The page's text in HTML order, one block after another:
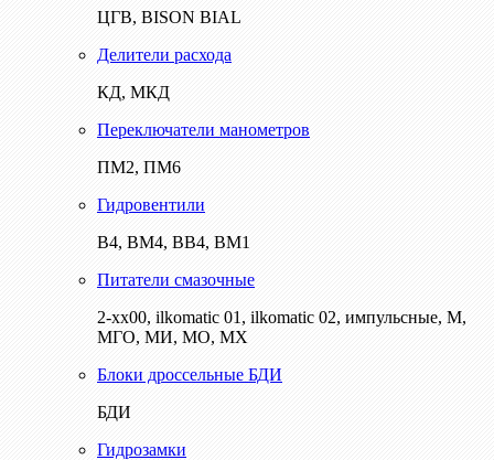
ЦГВ, BISON BIAL
Делители расхода
КД, МКД
Переключатели манометров
ПМ2, ПМ6
Гидровентили
В4, ВМ4, ВВ4, ВМ1
Питатели смазочные
2-хх00, ilkomatic 01, ilkomatic 02, импульсные, М,
МГО, МИ, МО, МХ
Блоки дроссельные БДИ
БДИ
Гидрозамки